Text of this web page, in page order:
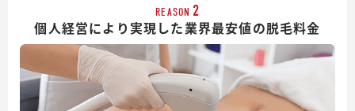
REASON 2
個人経営により実現した業界最安値の脱毛料金